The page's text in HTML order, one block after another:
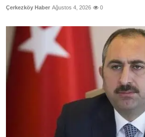
Çerkezköy Haber Ağustos 4, 2026 0